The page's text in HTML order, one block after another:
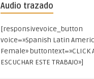
Audio trazado
[responsivevoice_button
voice=»Spanish Latin
Female» buttontext=»CLICK
ESCUCHAR ESTE TRABAJO»]